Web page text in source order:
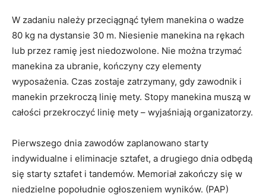
W zadaniu należy przeciągnąć tyłem manekina o wadze
80 kg na dystansie 30 m. Niesienie manekina na rękach
lub przez ramię jest niedozwolone. Nie można trzymać
manekina za ubranie, kończyny czy elementy
wyposażenia. Czas zostaje zatrzymany, gdy zawodnik i
manekin przekroczą linię mety. Stopy manekina muszą w
całości przekroczyć linię mety – wyjaśniają organizatorzy.
Pierwszego dnia zawodów zaplanowano starty
indywidualne i eliminacje sztafet, a drugiego dnia odbędą
się starty sztafet i tandemów. Memoriał zakończy się w
niedzielne popołudnie ogłoszeniem wyników. (PAP)